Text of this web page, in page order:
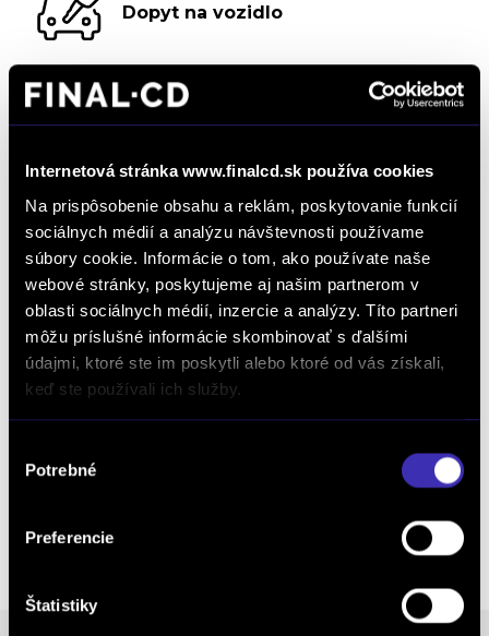
Internetová stránka www.finalcd.sk používa cookies
Na prispôsobenie obsahu a reklám, poskytovanie funkcií
sociálnych médií a analýzu návštevnosti používame
súbory cookie. Informácie o tom, ako používate naše
webové stránky, poskytujeme aj našim partnerom v
oblasti sociálnych médií, inzercie a analýzy. Títo partneri
môžu príslušné informácie skombinovať s ďalšími
údajmi, ktoré ste im poskytli alebo ktoré od vás získali,
keď ste používali ich služby.
súhlasu
Potrebné
Preferencie
Štatistiky
Dopyt na vozidlo
Objednať servis
Objednať testovaciu jazdu
Objednať náhradný diel
a príslušenstvo